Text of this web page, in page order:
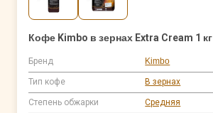
Кофе Kimbo в зернах Extra Cream 1 кг
Бренд Kimbo
Тип кофе В зернах
Степень обжарки Средняя